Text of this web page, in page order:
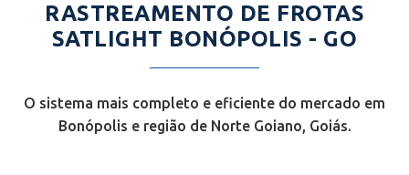
RASTREAMENTO DE FROTAS
SATLIGHT BONÓPOLIS - GO
O sistema mais completo e eficiente do mercado em
Bonópolis e região de Norte Goiano, Goiás.